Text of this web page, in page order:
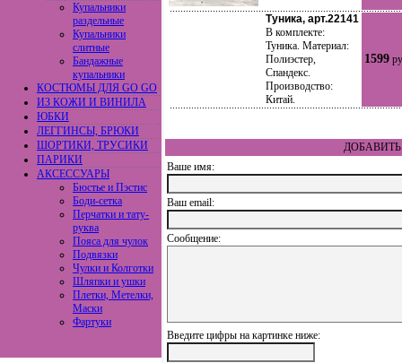
Купальники
раздельные
Купальники
слитные
Бандажные
купальники
КОСТЮМЫ ДЛЯ GO GO
ИЗ КОЖИ И ВИНИЛА
ЮБКИ
ЛЕГГИНСЫ, БРЮКИ
ШОРТИКИ, ТРУСИКИ
ПАРИКИ
АКСЕССУАРЫ
Бюстье и Пэстис
Боди-сетка
Перчатки и тату-
руква
Пояса для чулок
Подвязки
Чулки и Колготки
Шляпки и ушки
Плетки, Метелки,
Маски
Фартуки
Туника, арт.22141
В комплекте:
Туника. Материал:
Полиэстер,
Спандекс.
Производство:
Китай.
1599
Ваше имя:
Ваш еmail:
Сообщение:
Введите цифры на картинке ниже: